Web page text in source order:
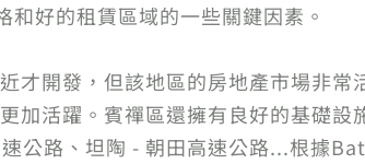
好的租賃區域的一些關鍵因素。
才開發，但該地區的房地產市場非
加活躍。賓禪區還擁有良好的基礎設
公路、坦陶 - 朝田高速公路...根據